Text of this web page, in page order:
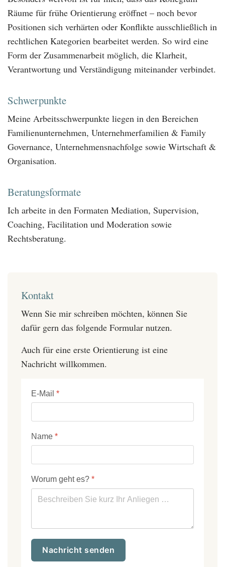
Räume für frühe Orientierung eröffnet – noch bevor
Positionen sich verhärten oder Konflikte ausschließlich in
rechtlichen Kategorien bearbeitet werden. So wird eine
Form der Zusammenarbeit möglich, die Klarheit,
Verantwortung und Verständigung miteinander verbindet.
Schwerpunkte
Meine Arbeitsschwerpunkte liegen in den Bereichen
Familienunternehmen, Unternehmerfamilien & Family
Governance, Unternehmensnachfolge sowie Wirtschaft &
Organisation.
Beratungsformate
Ich arbeite in den Formaten Mediation, Supervision,
Coaching, Facilitation und Moderation sowie
Rechtsberatung.
Kontakt
Wenn Sie mir schreiben möchten, können Sie
dafür gern das folgende Formular nutzen.
Auch für eine erste Orientierung ist eine
Nachricht willkommen.
E-Mail *
Name *
Worum geht es? *
Nachricht senden